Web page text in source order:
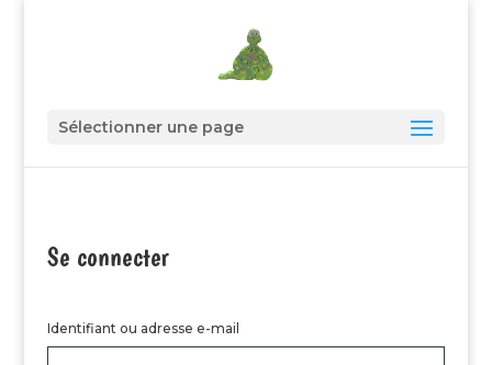
Sélectionner une page
Se connecter
Identifiant ou adresse e-mail